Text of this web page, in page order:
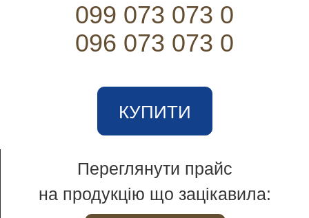
099 073 073 0
096 073 073 0
КУПИТИ
Переглянути прайс
на продукцію що зацікавила: